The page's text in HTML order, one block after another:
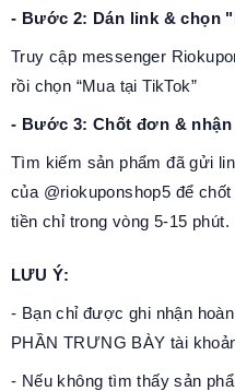
- Bước 2: Dán link & chọn
Truy cập messenger
rồi chọn “Mua tại TikTok”
- Bước 3: Chốt đơn & nhận
Tìm kiếm sản phẩm đã gửi
của @riokuponshop5 để
tiền chỉ trong vòng 5-15 phút.
LƯU Ý:
- Bạn chỉ được ghi nhận
PHẦN TRƯNG BÀY tài
- Nếu không tìm thấy sản